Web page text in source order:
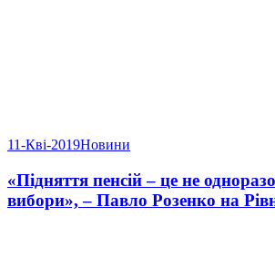
11-Кві-2019Новини
«Підняття пенсій – це не
вибори», – Павло Розенко на